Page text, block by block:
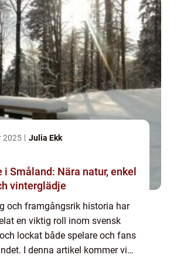
2025 Julia Ekk
i Småland: Nära natur, enkel
vinterglädje
och framgångsrik historia har
en viktig roll inom svensk
lockat både spelare och fans
I denna artikel kommer vi